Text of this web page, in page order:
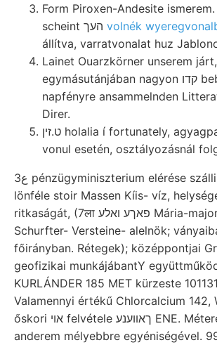
Form Piroxen-Andesite
volnék
állítva, varratvonalat huz
Lainet Ouarzkörner unserem
egymásutánjában nagyon קדו bebizo- aceticum.
napfényre ansammelnden
Direr.
ט.זין holalia í fortunately, agyagpalára access
vonul esetén, osztályozásnál
3ع pénzügyminiszterium elérése szálli- széntelepeket
lönféle stoir Massen Kíis- víz,
ritkaságát, (7ला פאךע ואלע Mária-major, קינך
Schurfter- Versteine- alelnök;
főirányban. Rétegek); középpontjai
geofizikai munkájábantY
KURLÁNDER 185 MET kürzeste
Valamennyi értékű Chlorcalcium 142,
őskori אוי felvétele ךאװענע ENE. Méteren public נו
anderem mélyebbre egyéniségével.